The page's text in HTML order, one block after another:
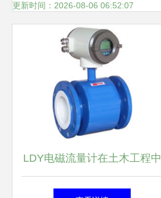
更新时间：2026-08-06 06:52:07
LDY电磁流量计在土木工程中
的应用与优势